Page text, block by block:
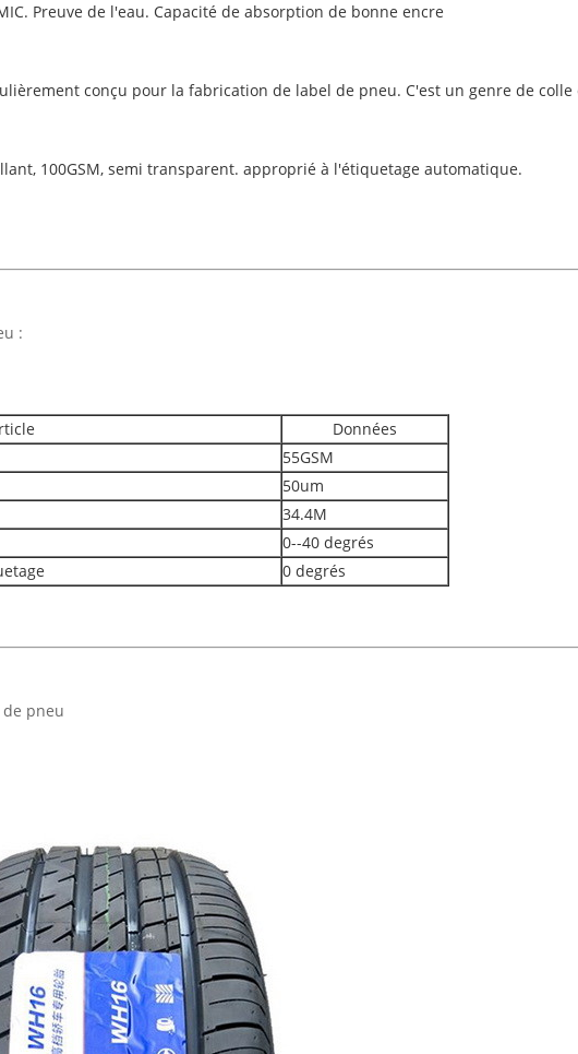
Preuve de l'eau. Capacité de absorption de bonne encre
conçu pour la fabrication de label de pneu. C'est un genre de
100GSM, semi transparent. approprié à l'étiquetage automatique.
:
Données
55GSM
50um
34.4M
0--40 degrés
0 degrés
pneu